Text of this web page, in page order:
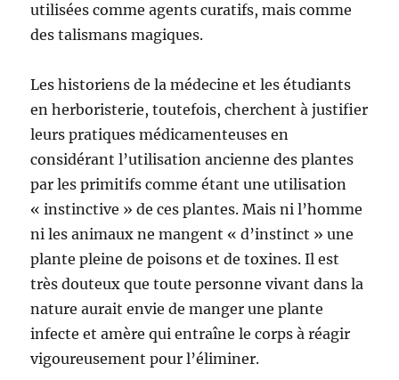
utilisées comme agents curatifs, mais comme
des talismans magiques.
Les historiens de la médecine et les étudiants
en herboristerie, toutefois, cherchent à justifier
leurs pratiques médicamenteuses en
considérant l’utilisation ancienne des plantes
par les primitifs comme étant une utilisation
« instinctive » de ces plantes. Mais ni l’homme
ni les animaux ne mangent « d’instinct » une
plante pleine de poisons et de toxines. Il est
très douteux que toute personne vivant dans la
nature aurait envie de manger une plante
infecte et amère qui entraîne le corps à réagir
vigoureusement pour l’éliminer.